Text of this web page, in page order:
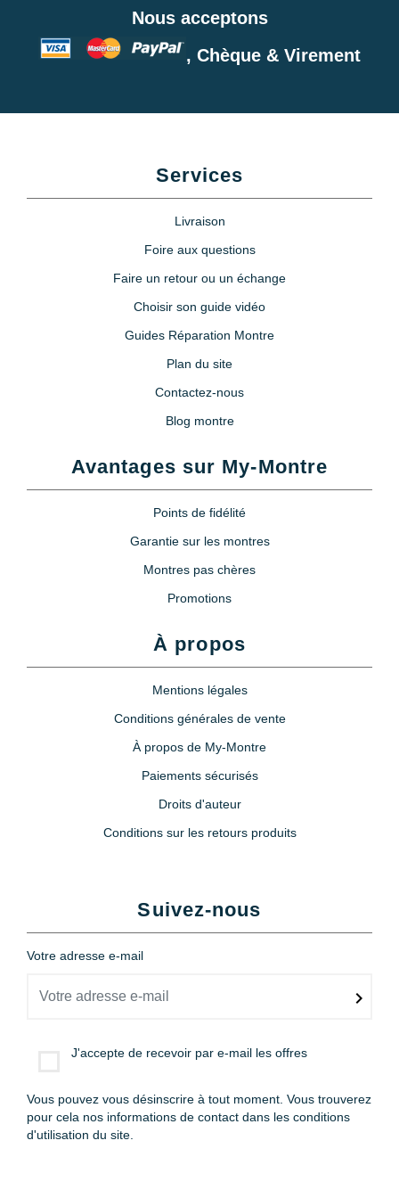
brosse
5,90 €
photo et montre
PolyWatch anti rayure verre
minéral
27,90 €
Polish pour polir métal même
17,90 €
Nous acceptons
, Chèque & Virement
Services
Livraison
Foire aux questions
Faire un retour ou un échange
Choisir son guide vidéo
Guides Réparation Montre
Plan du site
Contactez-nous
Blog montre
Avantages sur My-Montre
Points de fidélité
Garantie sur les montres
Montres pas chères
Promotions
À propos
Mentions légales
Conditions générales de vente
À propos de My-Montre
Paiements sécurisés
Droits d'auteur
Conditions sur les retours produits
Suivez-nous
Votre adresse e-mail
J'accepte de recevoir par e-mail les offres
Vous pouvez vous désinscrire à tout moment. Vous trouverez
pour cela nos informations de contact dans les conditions
d'utilisation du site.